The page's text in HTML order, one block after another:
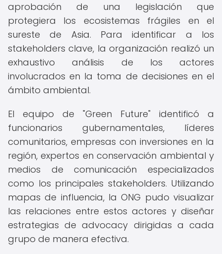
aprobación de una legislación que
protegiera los ecosistemas frágiles en el
sureste de Asia. Para identificar a los
stakeholders clave, la organización realizó un
exhaustivo análisis de los actores
involucrados en la toma de decisiones en el
ámbito ambiental.
El equipo de "Green Future" identificó a
funcionarios gubernamentales, líderes
comunitarios, empresas con inversiones en la
región, expertos en conservación ambiental y
medios de comunicación especializados
como los principales stakeholders. Utilizando
mapas de influencia, la ONG pudo visualizar
las relaciones entre estos actores y diseñar
estrategias de advocacy dirigidas a cada
grupo de manera efectiva.